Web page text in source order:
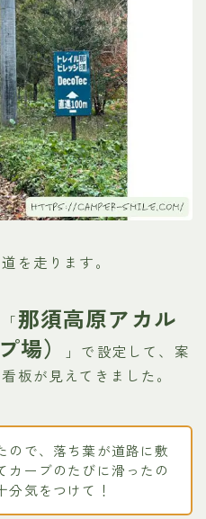
を走ります。
那須高原アカル
場）
」で設定して、案
板が見えてきました。
ので、落ち葉が道路に敷
カーブのたびに滑ったの
分気をつけて！